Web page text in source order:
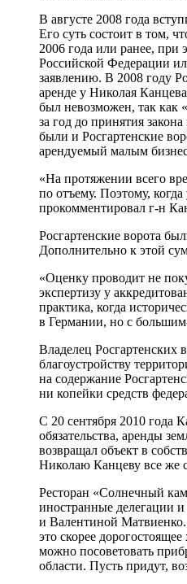
В августе 2008 года
Его суть состоит в том,
2006 года или ранее, при
Российской Федерации
заявлению. В 2008 году
аренде у Николая
был невозможен, так как
за год до принятия
были и Росгартенские
арендуемый малым
«На протяжении всего
по отъему. Поэтому,
прокомментировал г-н
Росгартенские ворота
Дополнительно к этой
«Оценку проводит не
экспертизу у
практика, когда
в Германии, но с
Владелец Росгартенских
благоустройству
на содержание
ни копейки средств
С 20 сентября 2010 года
обязательства, аренды
возвращал объект в
Николаю Канцеву все же
Ресторан «Солнечный
иностранные делегации
и Валентиной
это скорее
можно посоветовать
области. Пусть придут,